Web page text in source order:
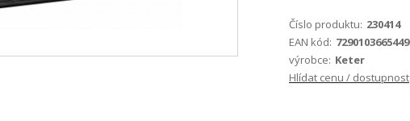
Číslo produktu: 230414
EAN kód: 7290103665449
výrobce: Keter
Hlídat cenu / dostupnost